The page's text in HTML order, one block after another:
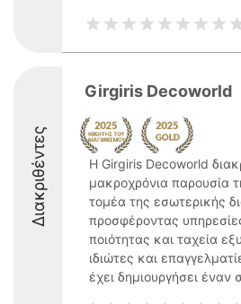
Διακριθέντες
Girgiris Decoworld
Η Girgiris Decoworld
μακροχρόνια παρουσία
τομέα της εσωτερικής
προσφέροντας
ποιότητας και ταχεία
ιδιώτες και
έχει δημιουργήσει έναν